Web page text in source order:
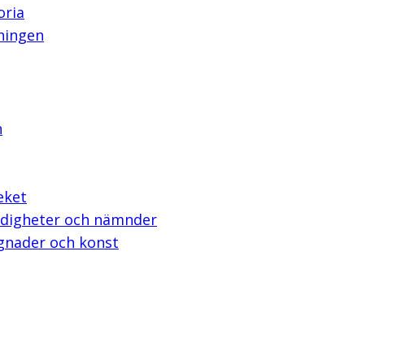
och nämnder
och konst